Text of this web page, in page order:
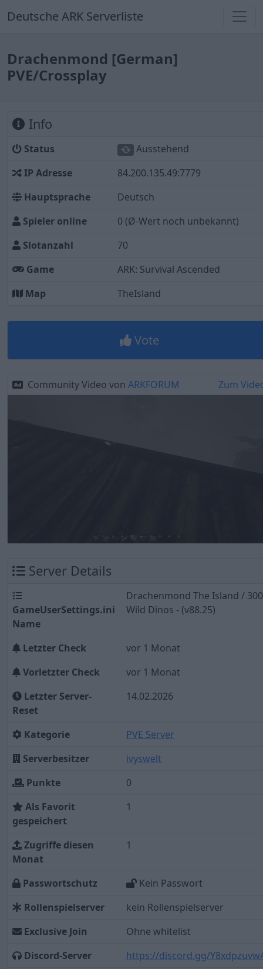
Deutsche ARK Serverliste
Drachenmond [German]
PVE/Crossplay
Info
Status
Ausstehend
IP Adresse
84.200.135.49:7779
Hauptsprache
Deutsch
Spieler online
0 (Ø-Wert noch unbekannt)
Slotanzahl
70
Game
ARK: Survival Ascended
Map
TheIsland
Vote
Community Video von ARKFORUM Zum
Server Details
GameUserSettings.ini
Name
Drachenmond The Island / 300
Wild Dinos - (v88.25)
Letzter Check
vor 1 Monat
Vorletzter Check
vor 1 Monat
Letzter Server-
Reset
14.02.2026
Kategorie
PVE Server
Serverbesitzer
ivyswelt
Punkte
0
Als Favorit
gespeichert
1
Zugriffe diesen
Monat
1
Passwortschutz
Kein Passwort
Rollenspielserver
kein Rollenspielserver
Exclusive Join
Ohne whitelist
Discord-Server
https://discord.gg/